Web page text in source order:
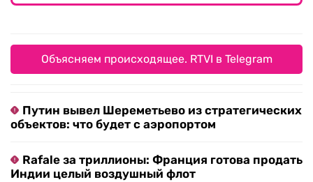
Объясняем происходящее. RTVI в Telegram
Путин вывел Шереметьево из стратегических
объектов: что будет с аэропортом
Rafale за триллионы: Франция готова продать
Индии целый воздушный флот